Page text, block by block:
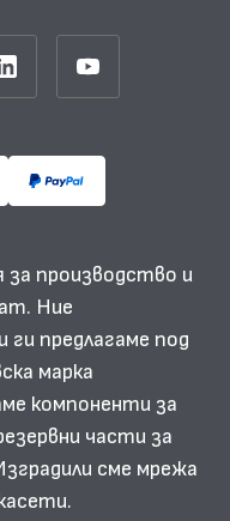
производство и
Ние
предлагаме под
марка
компоненти за
части за
сме мрежа